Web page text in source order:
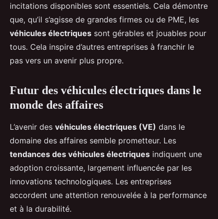
incitations disponibles sont essentiels. Cela démontre
que, qu’il s’agisse de grandes firmes ou de PME, les
véhicules électriques sont gérables et jouables pour
tous. Cela inspire d’autres entreprises à franchir le
pas vers un avenir plus propre.
Futur des véhicules électriques dans le
monde des affaires
L’avenir des véhicules électriques (VE) dans le
domaine des affaires semble prometteur. Les
tendances des véhicules électriques indiquent une
adoption croissante, largement influencée par les
innovations technologiques. Les entreprises
accordent une attention renouvelée à la performance
et à la durabilité.